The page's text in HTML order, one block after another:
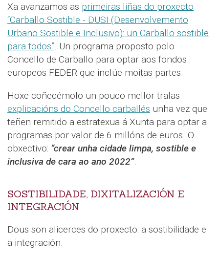
Xa avanzamos as primeiras liñas do proxecto
“Carballo Sostible - DUSI (Desenvolvemento
Urbano Sostible e Inclusivo): un Carballo sostible
para todos”. Un programa proposto polo
Concello de Carballo para optar aos fondos
europeos FEDER que inclúe moitas partes.
Hoxe coñecémolo un pouco mellor tralas
explicacións do Concello carballés unha vez que
teñen remitido a estratexua á Xunta para optar a
programas por valor de 6 millóns de euros. O
obxectivo: “crear unha cidade limpa, sostible e
inclusiva de cara ao ano 2022”.
SOSTIBILIDADE, DIXITALIZACIÓN E
INTEGRACIÓN
Dous son alicerces do proxecto: a sostibilidade e
a integración.